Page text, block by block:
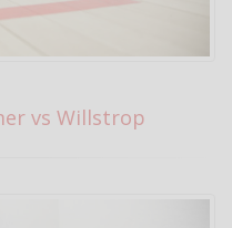
vs Willstrop